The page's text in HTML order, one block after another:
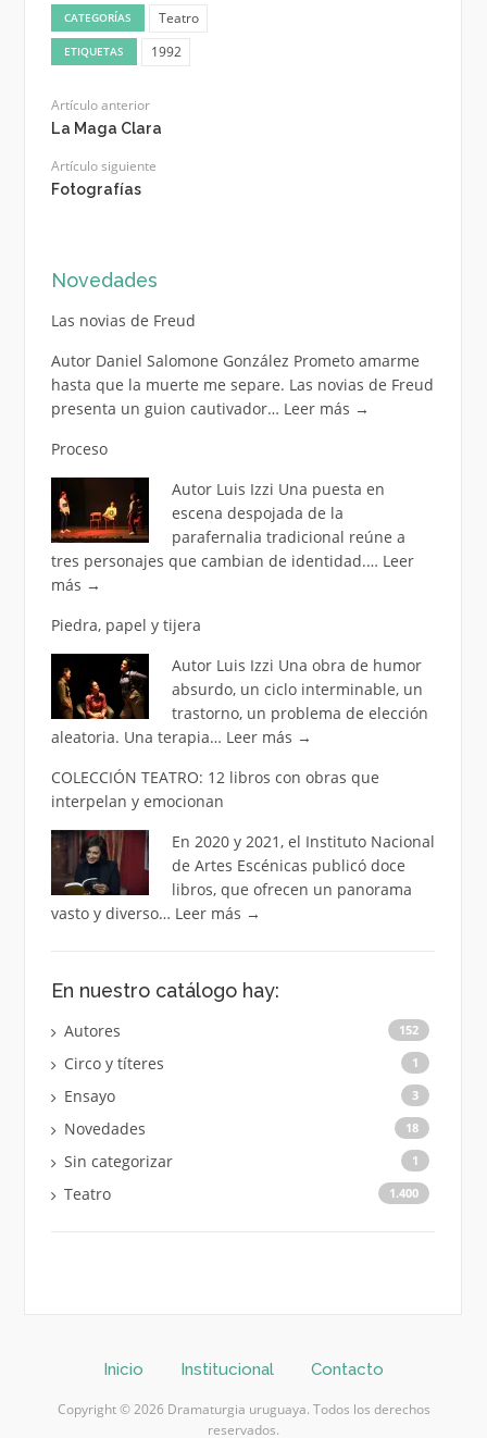
CATEGORÍAS Teatro
ETIQUETAS 1992
Artículo anterior
La Maga Clara
Artículo siguiente
Fotografías
Novedades
Las novias de Freud
Autor Daniel Salomone González Prometo amarme
hasta que la muerte me separe. Las novias de Freud
presenta un guion cautivador… Leer más →
Proceso
Autor Luis Izzi Una puesta en
escena despojada de la
parafernalia tradicional reúne a
tres personajes que cambian de identidad.… Leer
más →
Piedra, papel y tijera
Autor Luis Izzi Una obra de humor
absurdo, un ciclo interminable, un
trastorno, un problema de elección
aleatoria. Una terapia… Leer más →
COLECCIÓN TEATRO: 12 libros con obras que
interpelan y emocionan
En 2020 y 2021, el Instituto Nacional
de Artes Escénicas publicó doce
libros, que ofrecen un panorama
vasto y diverso… Leer más →
En nuestro catálogo hay:
Autores 152
Circo y títeres 1
Ensayo 3
Novedades 18
Sin categorizar 1
Teatro 1.400
Inicio Institucional Contacto
Copyright © 2026 Dramaturgia uruguaya. Todos los derechos
reservados.